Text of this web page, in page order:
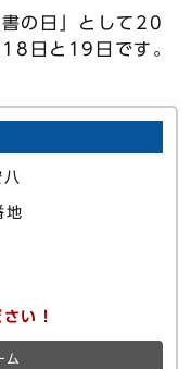
の日」として20
日と19日です。
地
い！
ム